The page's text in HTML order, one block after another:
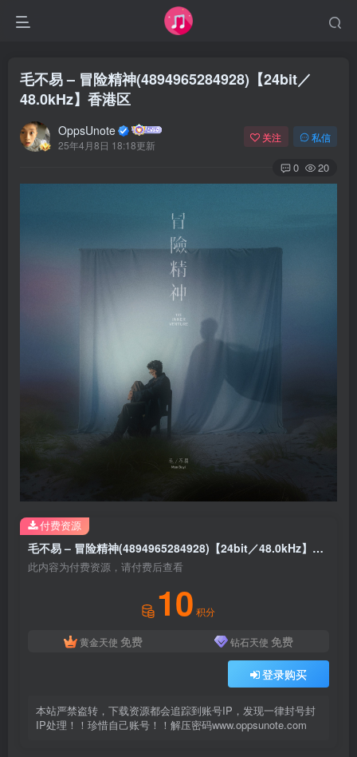
毛不易 – 冒险精神(4894965284928)【24bit／
48.0kHz】香港区
OppsUnote
25年4月8日 18:18更新
关注 私信
0 20
毛不易 – 冒险精神(4894965284928)【24bit／48.0kHz】香港区
此内容为付费资源，请付费后查看
10 积分
黄金天使 免费 钻石天使 免费
登录购买
本站严禁盗转，下载资源都会追踪到账号IP，发现一律封号封
IP处理！！珍惜自己账号！！解压密码www.oppsunote.com
付费资源